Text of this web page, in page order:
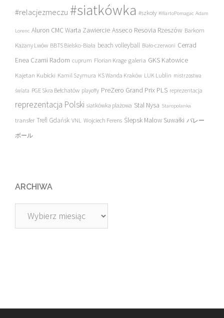
#relacjezmeczu #siatkówka #szkoły #WartoPomagac Adam
Lorenc Aluron CMC Warta Zawiercie Asseco Resovia Rzeszów Barkom
Każany Lwów BBTS Bielsko-Biała beach volleyball Biało-czerwoni Cerrad
Enea Czarni Radom cuprum Florian Krage galeria GKS Katowice
Kajetan Kubicki Kamil Szymura KS Wanda Kraków LUK Lublin mistrzostwa
świata PGE Skra Bełchatów playoffy PreZero Grand Prix PLS reprezentacja
reprezentacja Polski siatkówka plażowa Stal Nysa Staropolanka
transfer Trefl Gdańsk VNL Wojciech Ferens Ślepsk Malow Suwałki バレー
ボール
ARCHIWA
Archiwa